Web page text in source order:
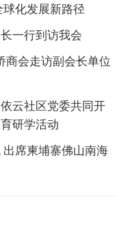
化发展新路径
一行到访我会
商会走访副会长单位
云社区党委共同开
研学活动
席柬埔寨佛山南海